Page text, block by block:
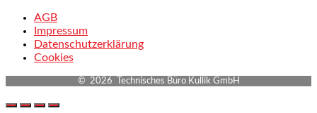
AGB
Impressum
Datenschutzerklärung
Cookies
© 2026 Technisches Büro Kullik GmbH